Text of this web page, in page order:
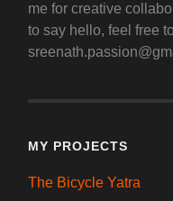
me for creative
to say hello, feel free
MY PROJECTS
The Bicycle Yatra